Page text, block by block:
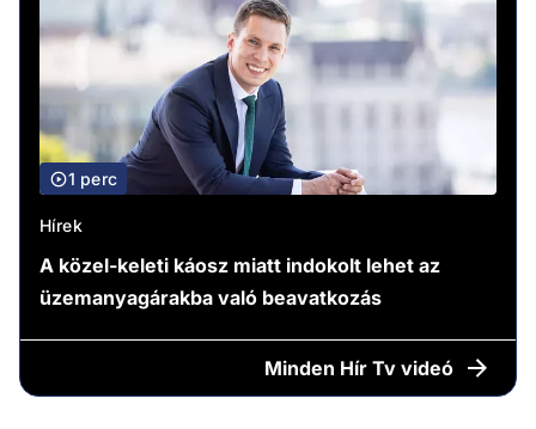
1 perc
Hírek
A közel-keleti káosz miatt indokolt lehet az
üzemanyagárakba való beavatkozás
Minden Hír Tv videó